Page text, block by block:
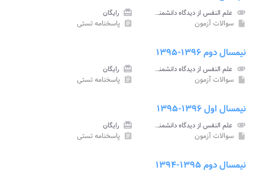
attachment علم النفس از دیدگاه دانشمندان اسلامی پیام نور card_giftcard رایگان
insert_drive_file سوالات آزمون assignment پاسخنامه تستی
نیمسال دوم ۱۳۹۶-۱۳۹۵
attachment علم النفس از دیدگاه دانشمندان اسلامی پیام نور card_giftcard رایگان
insert_drive_file سوالات آزمون assignment پاسخنامه تستی
نیمسال اول ۱۳۹۶-۱۳۹۵
attachment علم النفس از دیدگاه دانشمندان اسلامی پیام نور card_giftcard رایگان
insert_drive_file سوالات آزمون assignment پاسخنامه تستی
نیمسال دوم ۱۳۹۵-۱۳۹۴